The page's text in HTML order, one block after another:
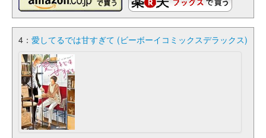
4： 愛してるでは甘すぎて (ビーボーイコミックスデラックス)